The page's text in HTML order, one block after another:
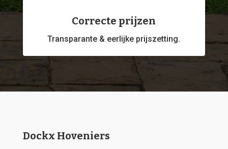
Correcte prijzen
Transparante & eerlijke prijszetting.
Dockx Hoveniers